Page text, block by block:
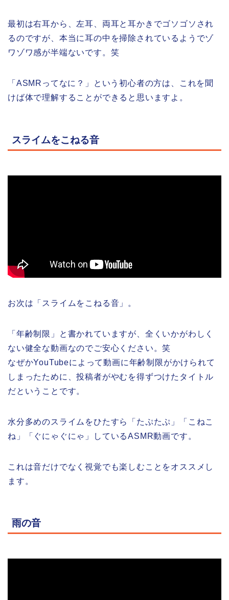
最初は右耳から、左耳、両耳と耳かきでゴソゴソされ
るのですが、本当に耳の中を掃除されているようでゾ
ワゾワ感が半端ないです。笑
「ASMRってなに？」という初心者の方は、これを聞
けば体で理解することができると思いますよ。
スライムをこねる音
お次は「スライムをこねる音」。
「年齢制限」と書かれていますが、全くいかがわしく
ない健全な動画なのでご安心ください。笑
なぜかYouTubeによって動画に年齢制限がかけられて
しまったために、投稿者がやむを得ずつけたタイトル
だということです。
水分多めのスライムをひたすら「たぷたぷ」「こねこ
ね」「ぐにゃぐにゃ」しているASMR動画です。
これは音だけでなく視覚でも楽しむことをオススメし
ます。
雨の音